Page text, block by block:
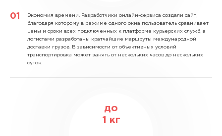
Экономия времени.
Разработчики онлайн-сервиса создали сайт,
благодаря которому в режиме одного окна пользователь сравнивает
цены и сроки всех подключенных к платформе курьерских служб, а
логистами разработаны кратчайшие маршруты международной
доставки грузов. В зависимости от объективных условий
транспортировка может занять от нескольких часов до нескольких
суток.
до
1
кг